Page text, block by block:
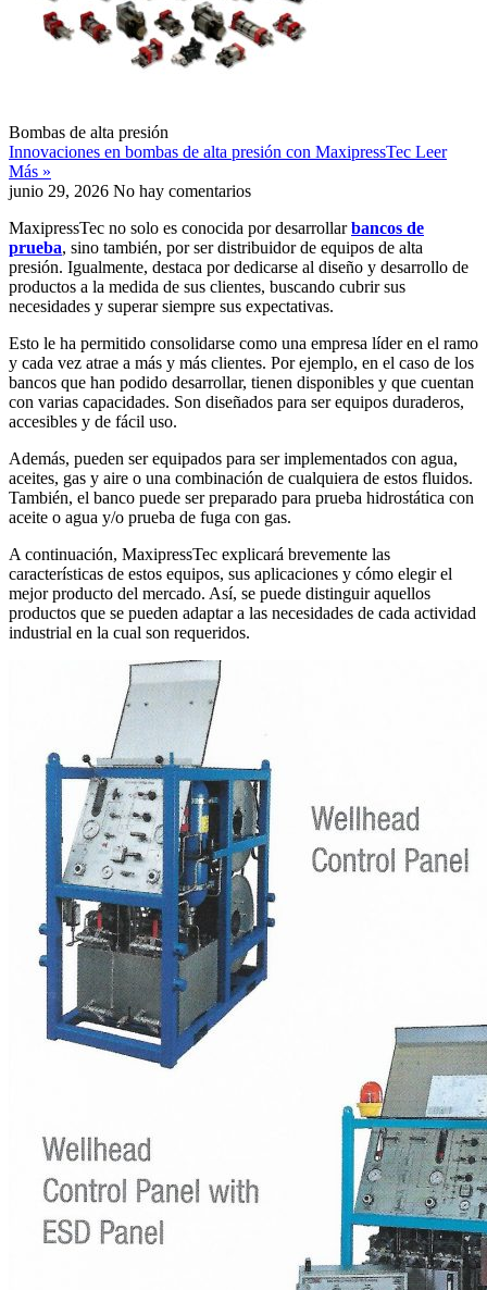
Bombas de alta presión
Innovaciones en bombas de alta presión con MaxipressTec Leer
Más »
junio 29, 2026 No hay comentarios
MaxipressTec no solo es conocida por desarrollarbancos de
prueba, sino también, por ser distribuidor de equipos de alta
presión. Igualmente, destaca por dedicarse al diseño y desarrollo de
productos a la medida de sus clientes, buscando cubrir sus
necesidades y superar siempre sus expectativas.
Esto le ha permitido consolidarse como una empresa líder en el ramo
y cada vez atrae a más y más clientes. Por ejemplo, en el caso de los
bancos que han podido desarrollar, tienen disponibles y que cuentan
con varias capacidades. Son diseñados para ser equipos duraderos,
accesibles y de fácil uso.
Además, pueden ser equipados para ser implementados con agua,
aceites, gas y aire o una combinación de cualquiera de estos fluidos.
También, el banco puede ser preparado para prueba hidrostática con
aceite o agua y/o prueba de fuga con gas.
A continuación, MaxipressTec explicará brevemente las
características de estos equipos, sus aplicaciones y cómo elegir el
mejor producto del mercado. Así, se puede distinguir aquellos
productos que se pueden adaptar a las necesidades de cada actividad
industrial en la cual son requeridos.